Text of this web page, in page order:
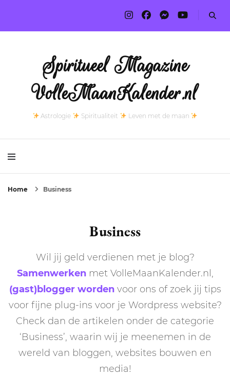
Spiritueel Magazine
VolleMaanKalender.nl
Astrologie Spiritualiteit Leven met de maan
Home Business
Business
Wil jij geld verdienen met je blog?
Samenwerkenmet VolleMaanKalender.nl,
(gast)blogger wordenvoor ons of zoek jij tips
voor fijne plug-ins voor je Wordpress website?
Check dan de artikelen onder de categorie
‘Business’, waarin wij je meenemen in de
wereld van bloggen, websites bouwen en
media!